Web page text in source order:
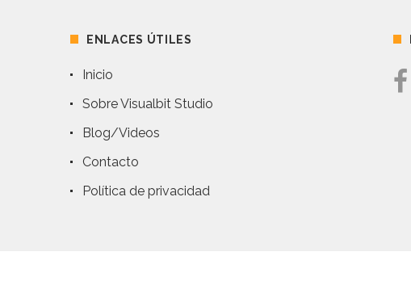
ENLACES ÚTILES
Inicio
Sobre Visualbit Studio
Blog/Videos
Contacto
Política de privacidad